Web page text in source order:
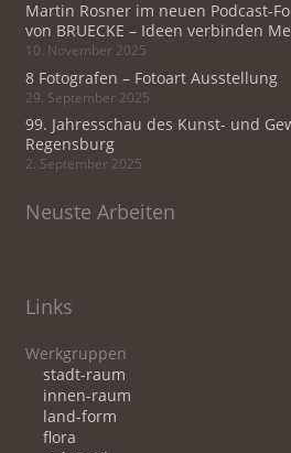
Martin Rosner im neuen Podcast-
von BRUECKE – Ideen verbinden
10. November 2025
8 Fotografen – Fotoart Ausstellung
29. September 2025
99. Jahresschau des Kunst- und
Regensburg
2. September 2025
Neuste Arbeiten
Links
Werkgruppen
stadt-raum
innen-raum
land-form
flora